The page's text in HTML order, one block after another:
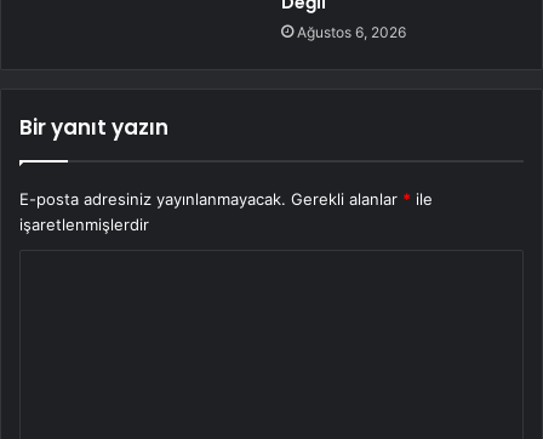
Ağustos 6, 2026
Bir yanıt yazın
E-posta adresiniz yayınlanmayacak. Gerekli alanlar * ile
işaretlenmişlerdir